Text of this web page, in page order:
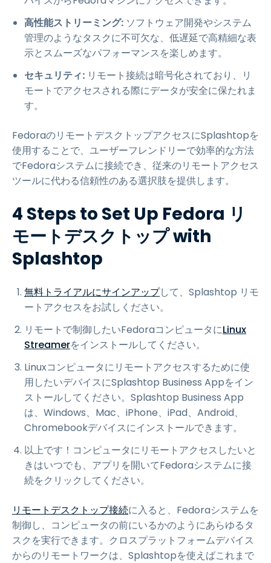
高性能ストリーミング: ソフトウェア開発やシステム
管理のようなタスクに不可欠な、低遅延で高精細な表
示とスムーズなパフォーマンスを楽しめます。
セキュリティ: リモート接続は暗号化されており、リ
モートでアクセスされる際にデータが安全に保たれま
す。
FedoraのリモートデスクトップアクセスにSplashtopを
使用することで、ユーザーフレンドリーで効率的な方法
でFedoraシステムに接続でき、従来のリモートアクセス
ツールに代わる信頼性のある選択肢を提供します。
4 Steps to Set Up Fedora リ
モートデスクトップ with
Splashtop
無料トライアルにサインアップして、Splashtop リモ
ートアクセスをお試しください。
リモートで制御したいFedoraコンピュータにLinux
Streamerをインストールしてください。
Linuxコンピュータにリモートアクセスするために使
用したいデバイスにSplashtop Business Appをイン
ストールしてください。Splashtop Business App
は、Windows、Mac、iPhone、iPad、Android、
Chromebookデバイスにインストールできます。
以上です！コンピュータにリモートアクセスしたいと
きはいつでも、アプリを開いてFedoraシステムに接
続をクリックしてください。
リモートデスクトップ接続に入ると、Fedoraシステムを
制御し、コンピュータの前にいるかのようにあらゆるタ
スクを実行できます。クロスプラットフォームデバイス
からのリモートワークは、Splashtopを使えばこれまで